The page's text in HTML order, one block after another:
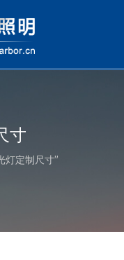
寸
灯定制尺寸”